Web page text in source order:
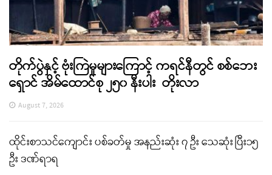
တိုက်ပွဲနှင့် ဗုံးကြဲမှုများကြောင့် ကရင်နီတွင် စစ်ဘေး
ရှောင် အိမ်ထောင်စု ၂၅၀ နီးပါး တိုးလာ
August 7, 2026
ထိုင်းစာသင်ကျောင်း ပစ်ခတ်မှု အနည်းဆုံး ၇ ဦး သေဆုံး ပြီး၁၅
ဦး ဒဏ်ရာရ